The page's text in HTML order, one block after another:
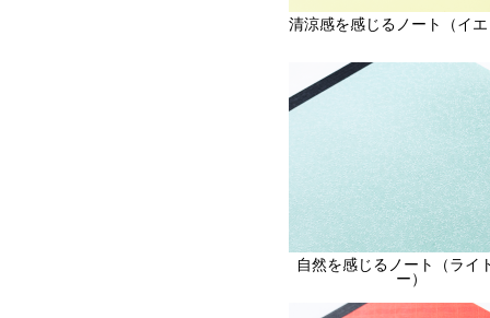
清涼感を感じるノート（イ
自然を感じるノート（ライ
ー）